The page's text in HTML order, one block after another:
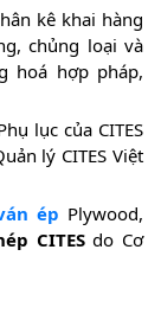
kê khai hàng
chủng loại và
hoá hợp pháp,
lục của CITES
lý CITES Việt
ép Plywood,
CITESdo Cơ